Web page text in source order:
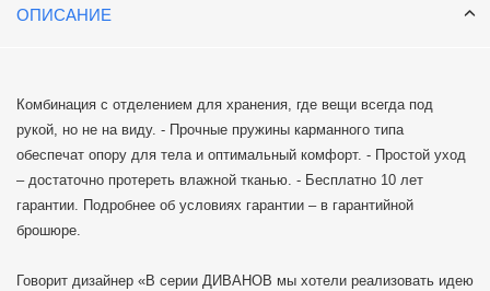
ОПИСАНИЕ
Комбинация с отделением для хранения, где вещи всегда под
рукой, но не на виду. - Прочные пружины карманного типа
обеспечат опору для тела и оптимальный комфорт. - Простой уход
– достаточно протереть влажной тканью. - Бесплатно 10 лет
гарантии. Подробнее об условиях гарантии – в гарантийной
брошюре.
Говорит дизайнер «В серии ДИВАНОВ мы хотели реализовать идею